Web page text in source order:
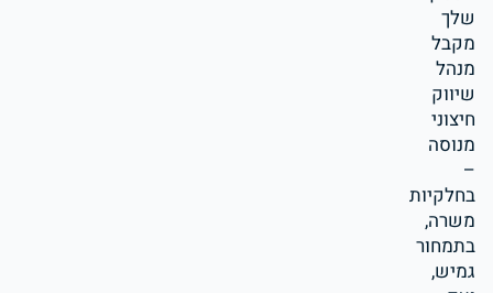
שלך
מקבל
מנהל
שיווק
חיצוני
מנוסה
–
בחלקיות
משרה,
בתמחור
גמיש,